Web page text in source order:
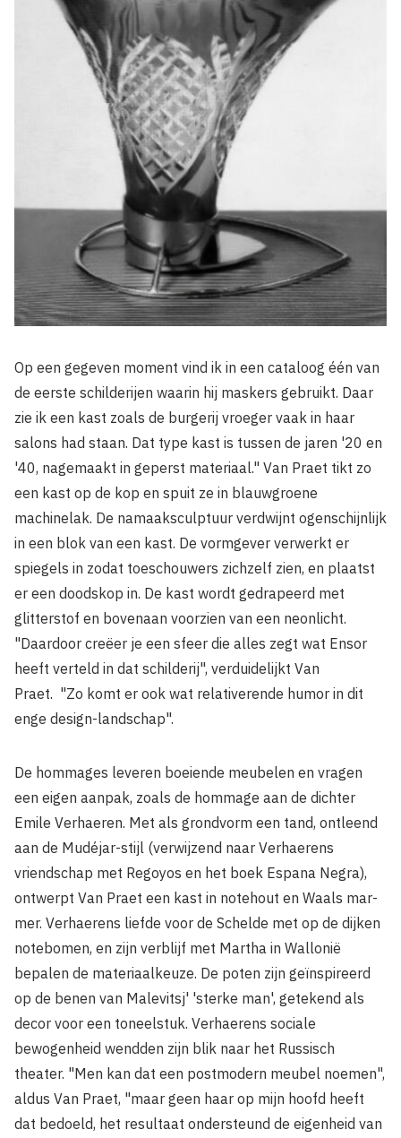
Op een gegeven moment vind ik in een cataloog één van
de eerste schilderijen waarin hij maskers gebruikt. Daar
zie ik een kast zoals de burgerij vroeger vaak in haar
salons had staan. Dat type kast is tussen de jaren '20 en
'40, nagemaakt in geperst materiaal." Van Praet tikt zo
een kast op de kop en spuit ze in blauw­groene
machinelak. De namaaksculptuur verdwijnt ogenschijnlijk
in een blok van een kast. De vormgever verwerkt er
spiegels in zodat toeschouwers zichzelf zien, en plaatst
er een doodskop in. De kast wordt gedrapeerd met
glitterstof en bovenaan voorzien van een neonlicht.
"Daardoor creëer je een sfeer die alles zegt wat Ensor
heeft verteld in dat schilderij", verduidelijkt Van
Praet. "Zo komt er ook wat relativerende humor in dit
enge design-landschap".
De hommages leveren boeiende meubelen en vragen
een eigen aanpak, zoals de hommage aan de dichter
Emile Verhaeren. Met als grondvorm een tand, ontleend
aan de Mudéjar-stijl (verwijzend naar Verhaerens
vriendschap met Regoyos en het boek Espana Negra),
ontwerpt Van Praet een kast in notehout en Waals mar­
mer. Verhaerens liefde voor de Schelde met op de dijken
notebomen, en zijn verblijf met Martha in Wallonië
bepalen de materiaalkeuze. De poten zijn geïnspireerd
op de benen van Malevitsj' 'sterke man', getekend als
decor voor een toneelstuk. Verhaerens sociale
bewogenheid wendden zijn blik naar het Russisch
theater. "Men kan dat een postmodern meubel noemen",
aldus Van Praet, "maar geen haar op mijn hoofd heeft
dat bedoeld, het resultaat ondersteund de eigenheid van